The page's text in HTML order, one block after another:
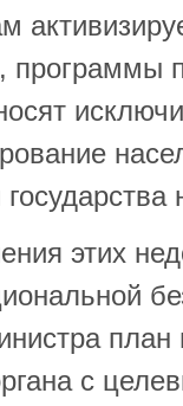
программы
этих
с